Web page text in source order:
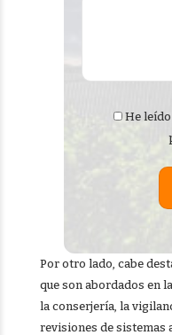
He
Por otro lado, cabe
que son abordados en
la conserjería, la
revisiones de sistemas